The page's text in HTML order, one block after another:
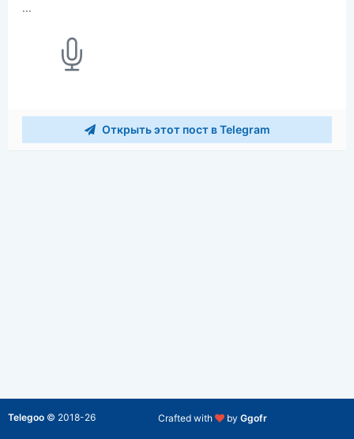
...
Открыть этот пост в Telegram
Crafted with by Ggofr
Telegoo © 2018-26